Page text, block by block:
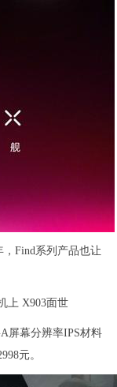
Find系列产品也让
上 X903面世
屏幕分辨率IPS材料
元。